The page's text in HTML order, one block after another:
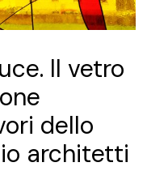
Il vetro
dello
architetti